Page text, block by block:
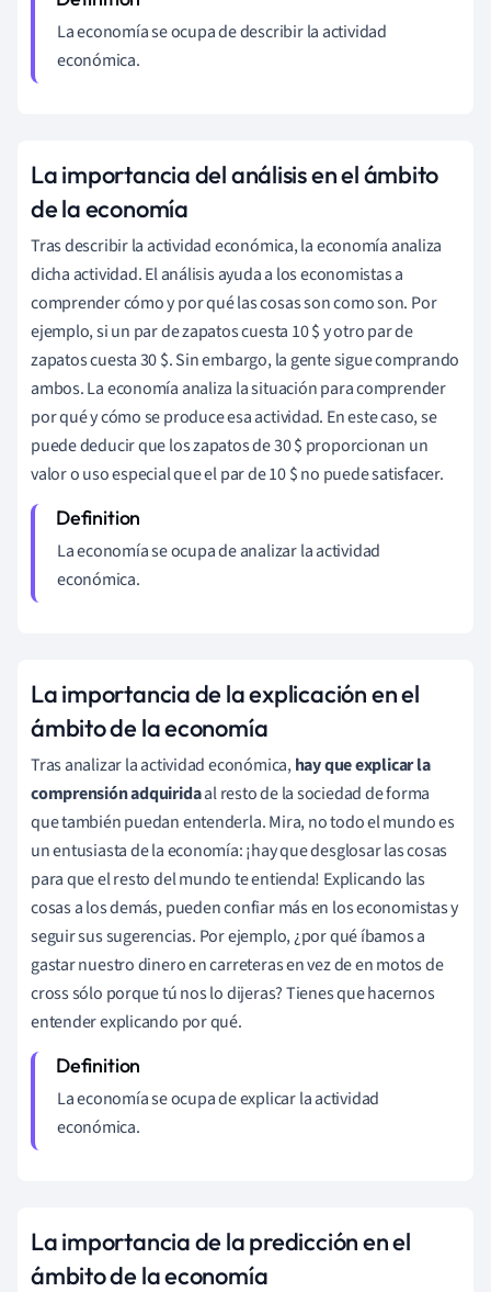
La economía se ocupa de describir la actividad
económica.
La importancia del análisis en el ámbito
de la economía
Tras describir la actividad económica, la economía analiza
dicha actividad. El análisis ayuda a los economistas a
comprender cómo y por qué las cosas son como son. Por
ejemplo, si un par de zapatos cuesta 10 $ y otro par de
zapatos cuesta 30 $. Sin embargo, la gente sigue comprando
ambos. La economía analiza la situación para comprender
por qué y cómo se produce esa actividad. En este caso, se
puede deducir que los zapatos de 30 $ proporcionan un
valor o uso especial que el par de 10 $ no puede satisfacer.
La economía se ocupa de analizar la actividad
económica.
La importancia de la explicación en el
ámbito de la economía
Tras analizar la actividad económica,hay que explicar la
comprensión adquiridaal resto de la sociedad de forma
que también puedan entenderla. Mira, no todo el mundo es
un entusiasta de la economía: ¡hay que desglosar las cosas
para que el resto del mundo te entienda! Explicando las
cosas a los demás, pueden confiar más en los economistas y
seguir sus sugerencias. Por ejemplo, ¿por qué íbamos a
gastar nuestro dinero en carreteras en vez de en motos de
cross sólo porque tú nos lo dijeras? Tienes que hacernos
entender explicando por qué.
La economía se ocupa de explicar la actividad
económica.
La importancia de la predicción en el
ámbito de la economía